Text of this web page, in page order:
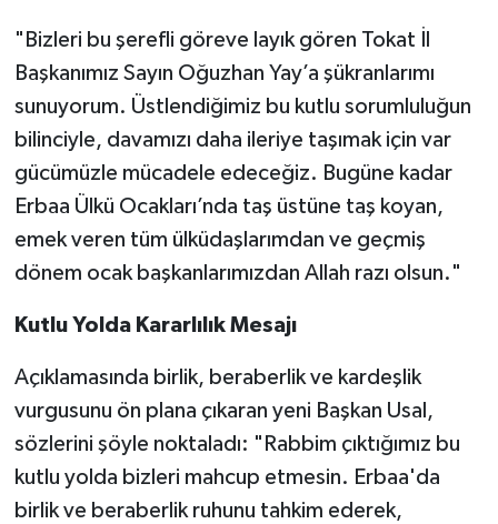
"Bizleri bu şerefli göreve layık gören Tokat İl
Başkanımız Sayın Oğuzhan Yay’a şükranlarımı
sunuyorum. Üstlendiğimiz bu kutlu sorumluluğun
bilinciyle, davamızı daha ileriye taşımak için var
gücümüzle mücadele edeceğiz. Bugüne kadar
Erbaa Ülkü Ocakları’nda taş üstüne taş koyan,
emek veren tüm ülküdaşlarımdan ve geçmiş
dönem ocak başkanlarımızdan Allah razı olsun."
Kutlu Yolda Kararlılık Mesajı
Açıklamasında birlik, beraberlik ve kardeşlik
vurgusunu ön plana çıkaran yeni Başkan Usal,
sözlerini şöyle noktaladı: "Rabbim çıktığımız bu
kutlu yolda bizleri mahcup etmesin. Erbaa'da
birlik ve beraberlik ruhunu tahkim ederek,